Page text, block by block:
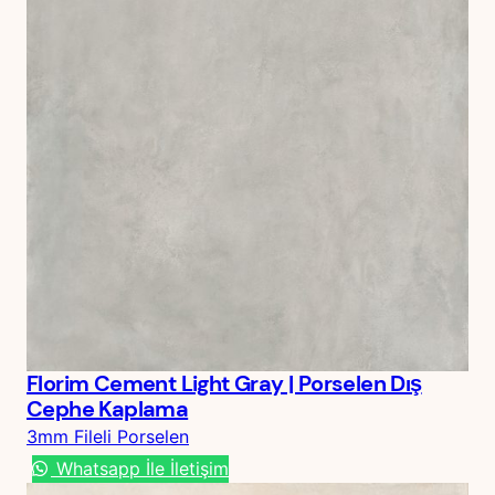
Florim Cement Light Gray | Porselen Dış
Cephe Kaplama
3mm Fileli Porselen
Whatsapp İle İletişim